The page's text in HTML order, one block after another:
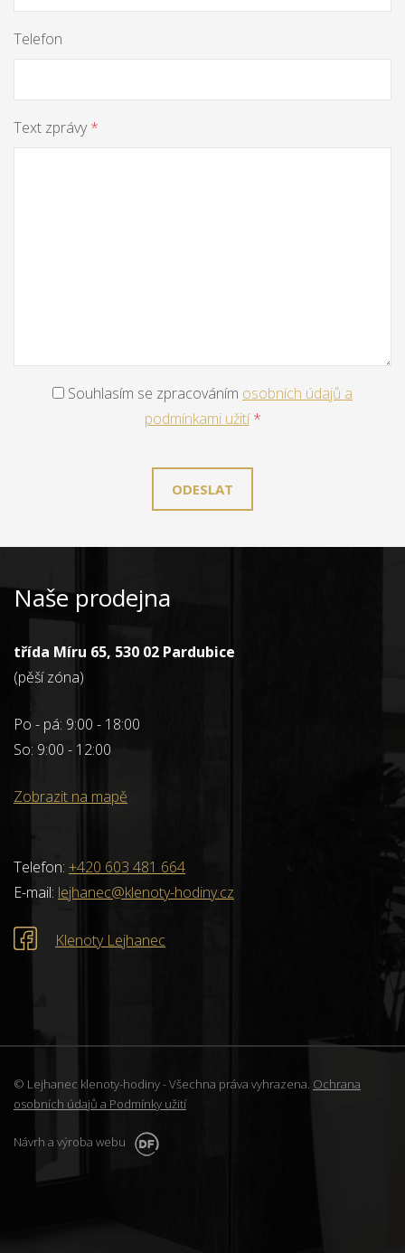
Telefon
Text zprávy*
Souhlasím se zpracováním osobních údajů a
podmínkami užití *
ODESLAT
Naše prodejna
třída Míru 65, 530 02 Pardubice
(pěší zóna)
Po - pá: 9:00 - 18:00
So: 9:00 - 12:00
Zobrazit na mapě
Telefon: +420 603 481 664
E-mail: lejhanec@klenoty-hodiny.cz
Klenoty Lejhanec
© Lejhanec klenoty-hodiny - Všechna práva vyhrazena. Ochrana
osobních údajů a Podmínky užití
Návrh a výroba webu